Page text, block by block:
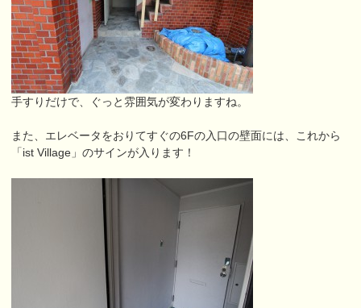
手すりだけで、ぐっと雰囲気が変わりますね。
また、エレベータをおりてすぐの6Fの入口の壁面には、これから
「ist Village」のサインが入ります！